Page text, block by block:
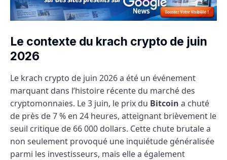
Le contexte du krach crypto de juin
2026
Le krach crypto de juin 2026 a été un événement
marquant dans l’histoire récente du marché des
cryptomonnaies. Le 3 juin, le prix du Bitcoin a chuté
de près de 7 % en 24 heures, atteignant brièvement le
seuil critique de 66 000 dollars. Cette chute brutale a
non seulement provoqué une inquiétude généralisée
parmi les investisseurs, mais elle a également